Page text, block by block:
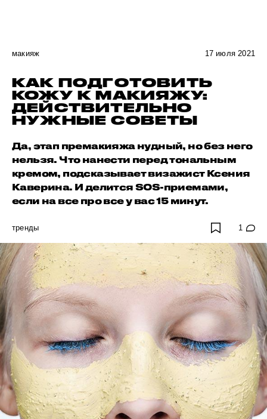
макияж 17 июля 2021
КАК ПОДГОТОВИТЬ
КОЖУ К МАКИЯЖУ:
ДЕЙСТВИТЕЛЬНО
НУЖНЫЕ СОВЕТЫ
Да, этап премакияжа нудный, но без него
нельзя. Что нанести перед тональным
кремом, подсказывает визажист Ксения
Каверина. И делится SOS-приемами,
если на все про все у вас 15 минут.
тренды 1